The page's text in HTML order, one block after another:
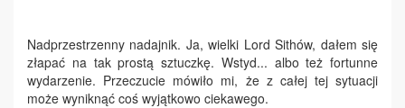
Nadprzestrzenny nadajnik. Ja, wielki Lord Sithów, dałem się
złapać na tak prostą sztuczkę. Wstyd... albo też fortunne
wydarzenie. Przeczucie mówiło mi, że z całej tej sytuacji
może wyniknąć coś wyjątkowo ciekawego.